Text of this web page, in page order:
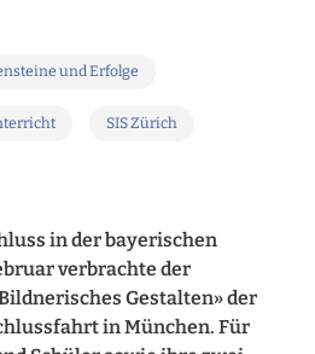
und Erfolge
SIS Zürich
in der bayerischen
verbrachte der
Gestalten» der
in München. Für